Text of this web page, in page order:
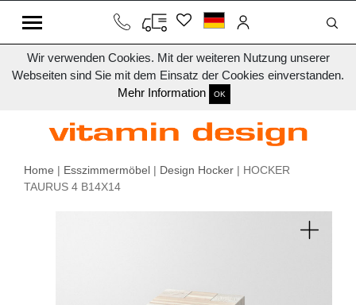
Wir verwenden Cookies. Mit der weiteren Nutzung unserer
Webseiten sind Sie mit dem Einsatz der Cookies einverstanden.
Mehr Information
OK
Home | Esszimmermöbel | Design Hocker | HOCKER
TAURUS 4 B14X14